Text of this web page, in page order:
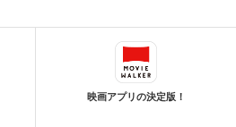
映画アプリの決定版！